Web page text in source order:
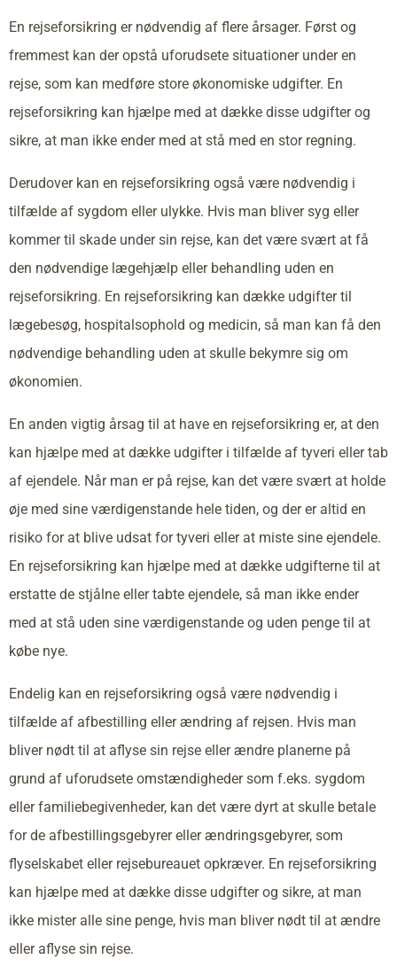
En rejseforsikring er nødvendig af flere årsager. Først og
fremmest kan der opstå uforudsete situationer under en
rejse, som kan medføre store økonomiske udgifter. En
rejseforsikring kan hjælpe med at dække disse udgifter og
sikre, at man ikke ender med at stå med en stor regning.
Derudover kan en rejseforsikring også være nødvendig i
tilfælde af sygdom eller ulykke. Hvis man bliver syg eller
kommer til skade under sin rejse, kan det være svært at få
den nødvendige lægehjælp eller behandling uden en
rejseforsikring. En rejseforsikring kan dække udgifter til
lægebesøg, hospitalsophold og medicin, så man kan få den
nødvendige behandling uden at skulle bekymre sig om
økonomien.
En anden vigtig årsag til at have en rejseforsikring er, at den
kan hjælpe med at dække udgifter i tilfælde af tyveri eller tab
af ejendele. Når man er på rejse, kan det være svært at holde
øje med sine værdigenstande hele tiden, og der er altid en
risiko for at blive udsat for tyveri eller at miste sine ejendele.
En rejseforsikring kan hjælpe med at dække udgifterne til at
erstatte de stjålne eller tabte ejendele, så man ikke ender
med at stå uden sine værdigenstande og uden penge til at
købe nye.
Endelig kan en rejseforsikring også være nødvendig i
tilfælde af afbestilling eller ændring af rejsen. Hvis man
bliver nødt til at aflyse sin rejse eller ændre planerne på
grund af uforudsete omstændigheder som f.eks. sygdom
eller familiebegivenheder, kan det være dyrt at skulle betale
for de afbestillingsgebyrer eller ændringsgebyrer, som
flyselskabet eller rejsebureauet opkræver. En rejseforsikring
kan hjælpe med at dække disse udgifter og sikre, at man
ikke mister alle sine penge, hvis man bliver nødt til at ændre
eller aflyse sin rejse.